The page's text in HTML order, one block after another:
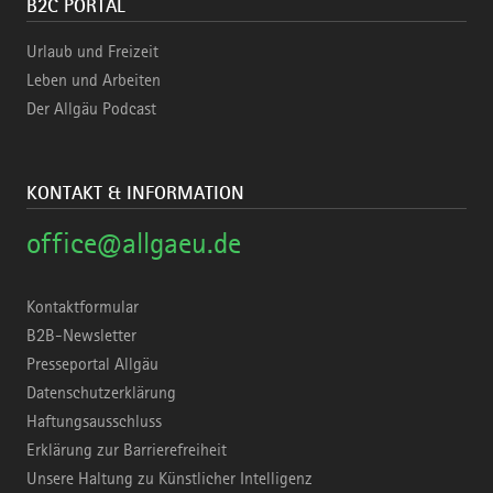
B2C PORTAL
Urlaub und Freizeit
Leben und Arbeiten
Der Allgäu Podcast
KONTAKT & INFORMATION
office@allgaeu.de
Kontaktformular
B2B-Newsletter
Presseportal Allgäu
Datenschutzerklärung
Haftungsausschluss
Erklärung zur Barrierefreiheit
Unsere Haltung zu Künstlicher Intelligenz